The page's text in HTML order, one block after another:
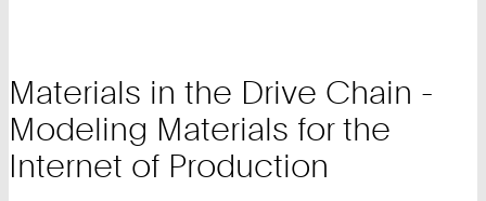
Materials in the Drive Chain -
Modeling Materials for the
Internet of Production